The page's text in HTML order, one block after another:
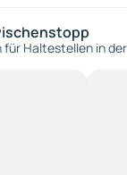
für Haltestellen in